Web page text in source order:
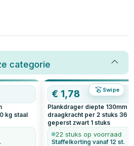
categorie
Swipe
kg staal
€1,78
Plankdrager diepte 130mm
draagkracht per 2 stuks 36
geperst zwart 1 stuks
22 stuks op voorraad
Staffelkorting vanaf 12 st.